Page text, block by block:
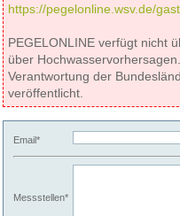
https://pegelonline.wsv.de/
PEGELONLINE verfügt nicht
über
Verantwortung der
veröffentlicht.
Email*
Messstellen*